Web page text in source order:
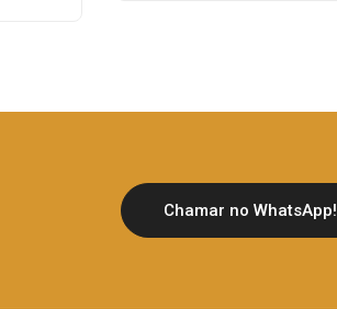
Chamar no WhatsApp!